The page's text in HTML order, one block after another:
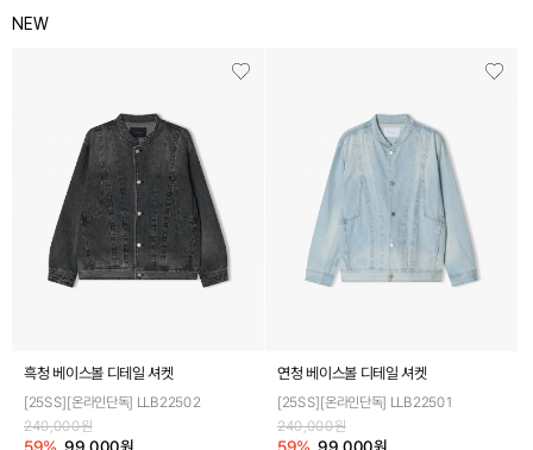
흑청 베이스볼 디테일 셔켓
[25SS][온라인단독] LLB22502
240,000원
연청 베이스볼 디테일 셔켓
[25SS][온라인단독] LLB22501
240,000원